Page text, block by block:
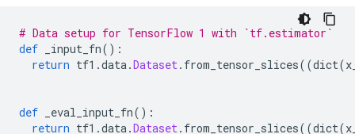
# Data setup for TensorFlow 1 with `tf.estimator`
def _input_fn():
return tf1 .data.Dataset. from_tensor_slices((dict(
def _eval_input_fn():
return tf1 .data.Dataset. from_tensor_slices((dict(